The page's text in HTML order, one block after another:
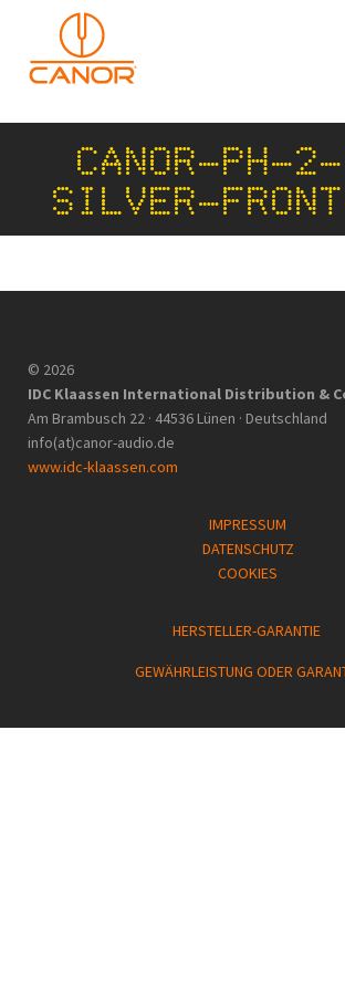
CANOR-PH-
SILVER-
© 2026
IDC Klaassen International Distribution &
Am Brambusch 22 · 44536 Lünen · Deutschland
info(at)canor-audio.de
www.idc-klaassen.com
IMPRESSUM
DATENSCHUTZ
COOKIES
HERSTELLER-GARANTIE
GEWÄHRLEISTUNG ODER